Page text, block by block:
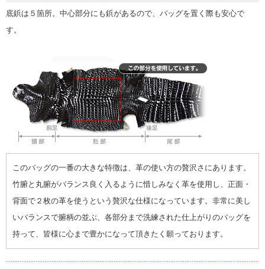
底鋲は５箇所。中心部分にも鋲があるので、バッグを置く際も安心で
す。
このバッグの一番の大きな特徴は、革の使い方の贅沢さにあります。
竹腑と丸腑がバランス良く入るように惜しみなく革を使用し、正面・
背面で２枚の革を使うという贅沢な仕様になっています。非常に美し
いバランスで腑柄の並ぶ、各部分まで洗練された仕上がりのバッグを
持って、皆様に心まで豊かになって頂きたく願っております。